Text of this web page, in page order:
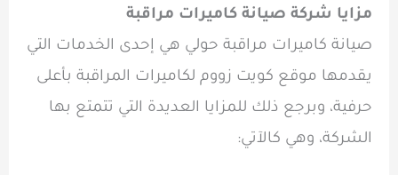
مزايا شركة صيانة كاميرات مراقبة
صيانة كاميرات مراقبة حولي هي إحدى الخدمات التي
يقدمها موقع كويت زووم لكاميرات المراقبة بأعلى
حرفية، وبرجع ذلك للمزايا العديدة التي تتمتع بها
الشركة، وهي كالآتي: